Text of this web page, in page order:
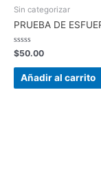
Sin categorizar
PRUEBA DE
Valorado
en
0
$50.00
Añadir al carrito